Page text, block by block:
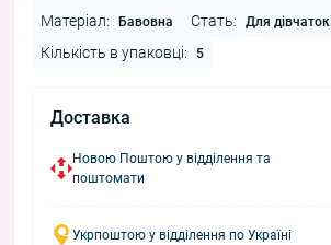
Матеріал: Бавовна Стать: Для дівчаток
Кількість в упаковці: 5
Доставка
Новою Поштою у відділення та
поштомати
Укрпоштою у відділення по Україні